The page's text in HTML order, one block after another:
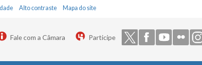
Alto contraste Mapa do site
Fale com a Câmara Participe